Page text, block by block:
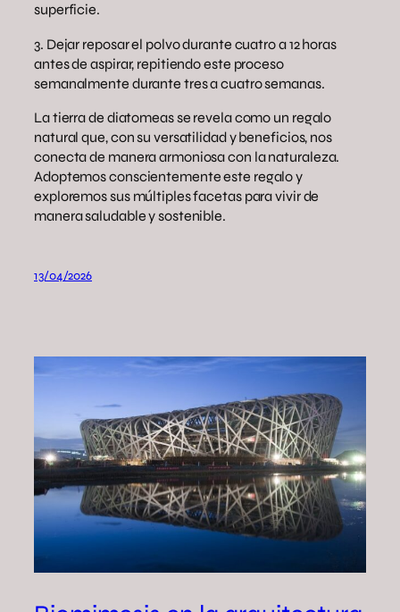
superficie.
3. Dejar reposar el polvo durante cuatro a 12 horas
antes de aspirar, repitiendo este proceso
semanalmente durante tres a cuatro semanas.
La tierra de diatomeas se revela como un regalo
natural que, con su versatilidad y beneficios, nos
conecta de manera armoniosa con la naturaleza.
Adoptemos conscientemente este regalo y
exploremos sus múltiples facetas para vivir de
manera saludable y sostenible.
13/04/2026